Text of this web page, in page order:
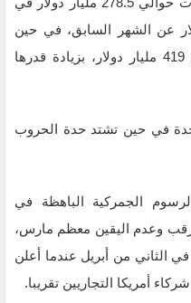
500 مليون دولار عن الشهر السابق، في حين
ارتفعت الواردات إلى ما يقرب من 419 مليار دولار، بزيادة قدرها
في حين تشتد حدة الحروب
الجمركية الباهظة في
وعدم اليقين معظم مارس،
الثاني من أبريل عندما أعلن
أمريكا التجاريين تقريبا.